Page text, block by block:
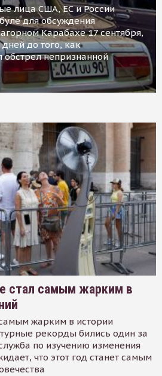
лица США, ЕС и России
для обсуждения
Карабахе 17 сентября,
до того, как
непризнанной
стал самым жарким в
жарким в истории
рекорды бились один за
по изучению изменения
что этот год станет самым